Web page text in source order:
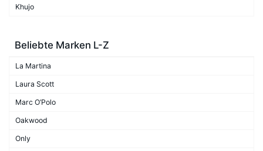
Khujo
Beliebte Marken L-Z
La Martina
Laura Scott
Marc O’Polo
Oakwood
Only